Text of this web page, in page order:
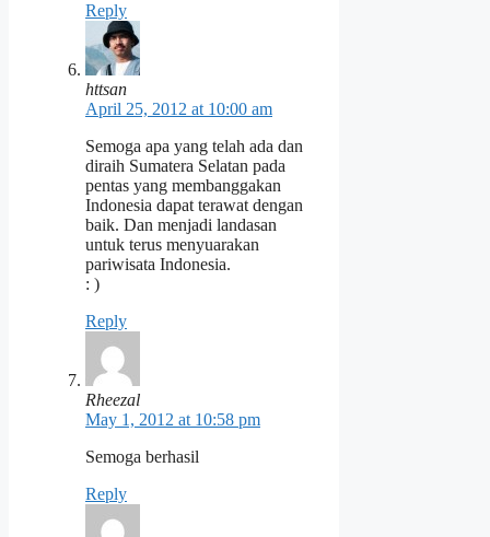
Reply
httsan
April 25, 2012 at 10:00 am
Semoga apa yang telah ada dan
diraih Sumatera Selatan pada
pentas yang membanggakan
Indonesia dapat terawat dengan
baik. Dan menjadi landasan
untuk terus menyuarakan
pariwisata Indonesia.
: )
Reply
Rheezal
May 1, 2012 at 10:58 pm
Semoga berhasil
Reply